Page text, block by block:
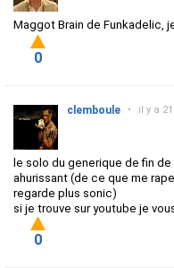
Maggot Brain de Funkadelic,
0
clemboule • il y a
le solo du generique de fin
ahurissant (de ce que me
regarde plus sonic)
si je trouve sur youtube je
0